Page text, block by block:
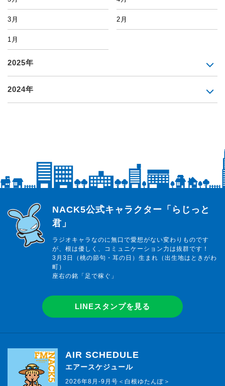
3月 2月
1月
2025年
2024年
らじっと君
NACK5公式キャラクター「らじっと
君」
ラジオキャラなのに無口で愛想がない変わりものです
が、根は優しく、コミュニケーション力は抜群です！
3月3日（桃の節句・耳の日）生まれ（出生地はときがわ
町）
座右の銘「足で稼ぐ」
LINEスタンプを見る
AIR SCHEDULE
エアースケジュール
2026年8月-9月号＜白根ゆたんぽ＞